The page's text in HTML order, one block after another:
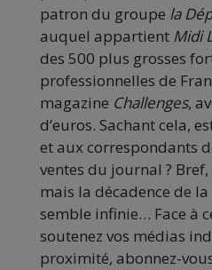
patron du groupe la
auquel appartient Midi
des 500 plus grosses
professionnelles de
magazine Challenges,
d’euros. Sachant cela,
et aux correspondants
ventes du journal ?
mais la décadence de
semble infinie… Face à
soutenez vos médias
proximité, abonnez-